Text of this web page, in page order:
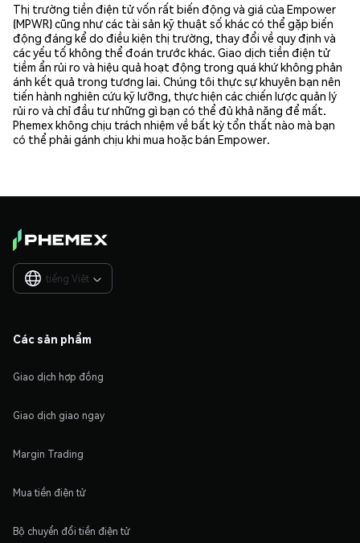
Thị trường tiền điện tử vốn rất biến động và giá của Empower
(MPWR) cũng như các tài sản kỹ thuật số khác có thể gặp biến
động đáng kể do điều kiện thị trường, thay đổi về quy định và
các yếu tố không thể đoán trước khác. Giao dịch tiền điện tử
tiềm ẩn rủi ro và hiệu quả hoạt động trong quá khứ không phản
ánh kết quả trong tương lai. Chúng tôi thực sự khuyên bạn nên
tiến hành nghiên cứu kỹ lưỡng, thực hiện các chiến lược quản lý
rủi ro và chỉ đầu tư những gì bạn có thể đủ khả năng để mất.
Phemex không chịu trách nhiệm về bất kỳ tổn thất nào mà bạn
có thể phải gánh chịu khi mua hoặc bán Empower.
tiếng Việt 
Các sản phẩm
Giao dịch hợp đồng
Giao dịch giao ngay
Margin Trading
Mua tiền điện tử
Bộ chuyển đổi tiền điện tử